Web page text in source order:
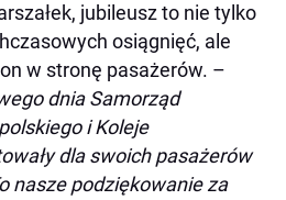
jubileusz to nie tylko
osiągnięć, ale
w stronę pasażerów. –
dnia Samorząd
i Koleje
dla swoich pasażerów
nasze podziękowanie za